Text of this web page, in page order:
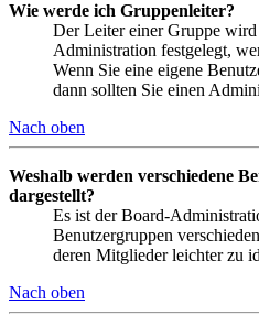
Wie werde ich Gruppenleiter?
Der Leiter einer Gruppe
Administration festgelegt,
Wenn Sie eine eigene
dann sollten Sie einen
Nach oben
Weshalb werden verschiedene
dargestellt?
Es ist der Board-
Benutzergruppen
deren Mitglieder leichter zu
Nach oben